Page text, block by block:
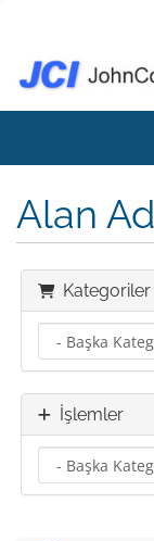
Alan
Kategoriler
İşlemler